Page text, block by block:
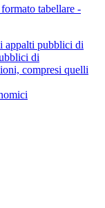
tabellare -
appalti pubblici di
di
compresi quelli